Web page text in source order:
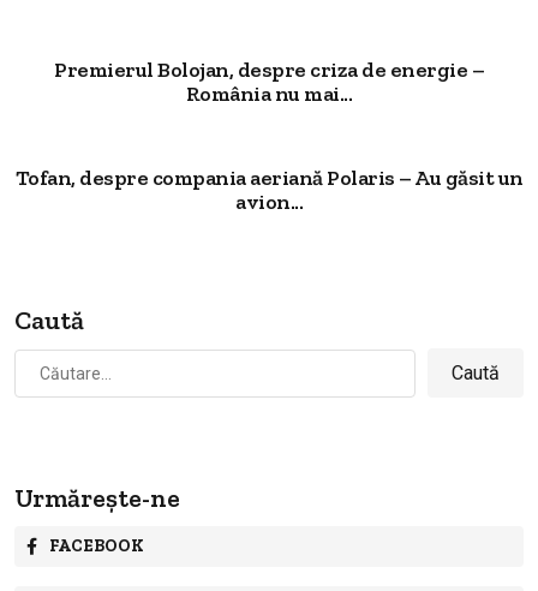
Premierul Bolojan, despre criza de energie –
România nu mai...
Tofan, despre compania aeriană Polaris – Au găsit un
avion...
Caută
Caută
după:
Urmărește-ne
FACEBOOK